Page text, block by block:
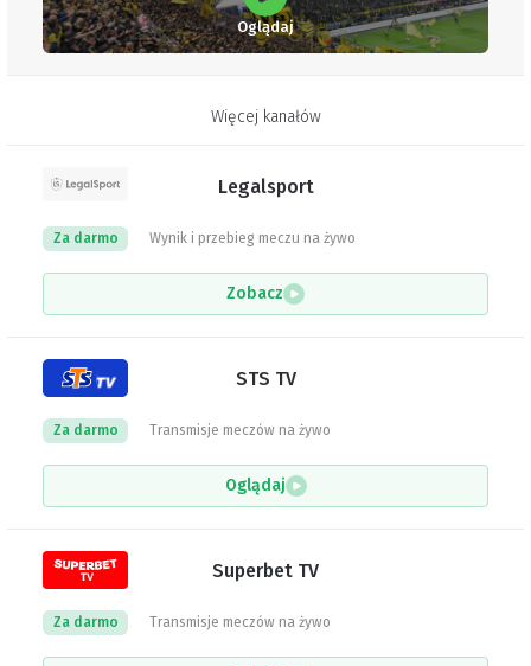
Oglądaj
Więcej kanałów
Legalsport
Wynik i przebieg meczu na żywo
Za darmo
Zobacz
STS TV
Transmisje meczów na żywo
Za darmo
Oglądaj
Superbet TV
Transmisje meczów na żywo
Za darmo